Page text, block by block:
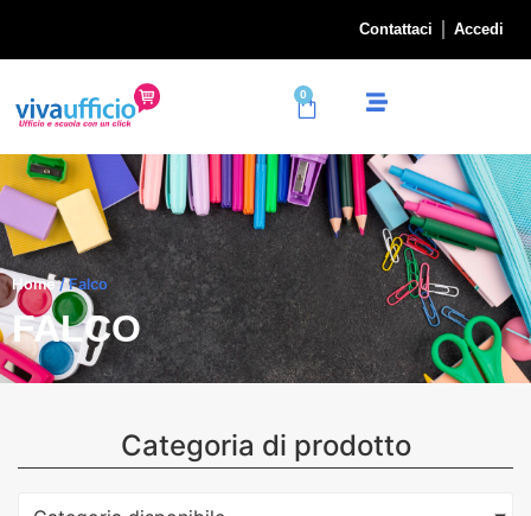
Contattaci Accedi
0
Home/ Falco
FALCO
Categoria di prodotto